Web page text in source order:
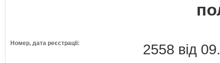
Номер, дата реєстрації: 2558 від